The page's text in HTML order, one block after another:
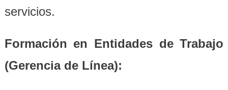
servicios.
Formación en Entidades de Trabajo
(Gerencia de Línea):